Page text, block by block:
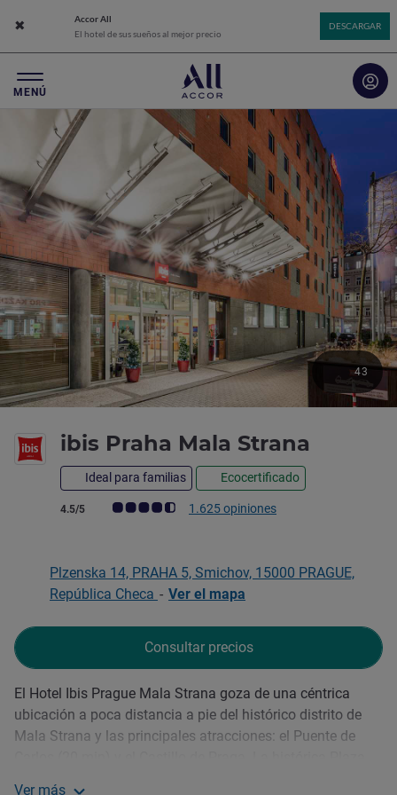
Cerrar el banner aplicación
Accor All
El hotel de sus sueños al mejor precio
DESCARGAR
MENÚ
ibis Praha Mala Strana
Ideal para familias Ecocertificado
Nota de clientes de Avis (Clasificación de ALL)
4.5/5 1.625 opiniones
43
Plzenska 14, PRAHA 5, Smichov, 15000 PRAGUE,
República Checa - Ver el mapa
Consultar precios
Descripción
El Hotel Ibis Prague Mala Strana goza de una céntrica
ubicación a poca distancia a pie del histórico distrito de
Mala Strana y las principales atracciones: el Puente de
Ver más